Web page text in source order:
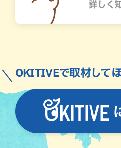
OKITIVEで取材して